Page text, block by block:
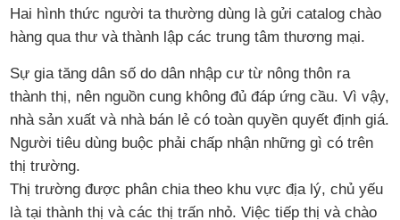
Hai hình thức người ta thường dùng là gửi catalog chào
hàng qua thư và thành lập các trung tâm thương mại.
Sự gia tăng dân số do dân nhập cư từ nông thôn ra
thành thị, nên nguồn cung không đủ đáp ứng cầu. Vì vậy,
nhà sản xuất và nhà bán lẻ có toàn quyền quyết định giá.
Người tiêu dùng buộc phải chấp nhận những gì có trên
thị trường.
Thị trường được phân chia theo khu vực địa lý, chủ yếu
là tại thành thị và các thị trấn nhỏ. Việc tiếp thị và chào